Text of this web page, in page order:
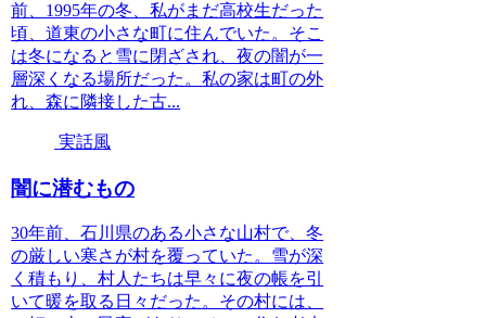
前、1995年の冬、私がまだ高校生だった
頃、道東の小さな町に住んでいた。そこ
は冬になると雪に閉ざされ、夜の闇が一
層深くなる場所だった。私の家は町の外
れ、森に隣接した古...
実話風
闇に潜むもの
30年前、石川県のある小さな山村で、冬
の厳しい寒さが村を覆っていた。雪が深
く積もり、村人たちは早々に夜の帳を引
いて暖を取る日々だった。その村には、